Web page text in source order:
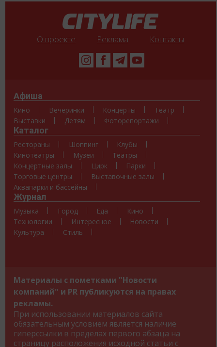
О проекте Реклама Контакты
Афиша
Кино Вечеринки Концерты
Театр
Выставки
Детям Фоторепортажи
Каталог
Рестораны Шоппинг
Клубы
Кинотеатры
Музеи
Театры
Концертные залы
Цирк
Парки
Торговые центры
Выставочные залы
Аквапарки и бассейны
Журнал
Музыка Город Еда
Кино
Технологии
Интересное
Новости
Культура
Стиль
Материалы с пометками "Новости
компаний" и PR публикуются на правах
рекламы.
При использовании материалов сайта
обязательным условием является наличие
гиперссылки в пределах первого абзаца на
страницу расположения исходной статьи с